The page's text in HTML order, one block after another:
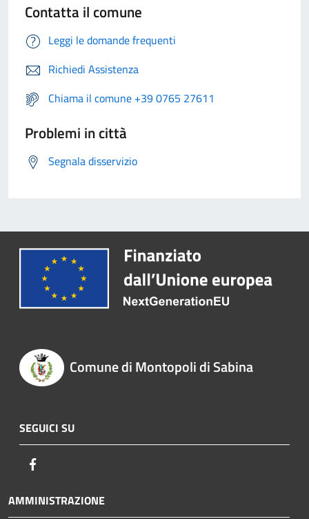
Contatta il comune
Leggi le domande frequenti
Richiedi Assistenza
Chiama il comune +39 0765 27611
Problemi in città
Segnala disservizio
Comune di Montopoli di Sabina
SEGUICI SU
AMMINISTRAZIONE